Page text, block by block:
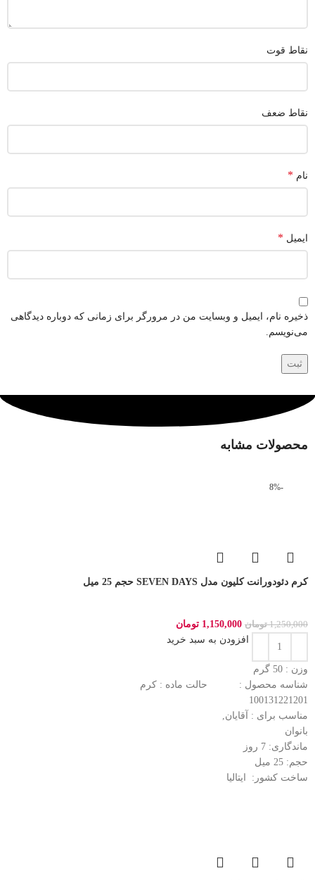
نقاط قوت
نقاط ضعف
نام *
ایمیل *
ذخیره نام، ایمیل و وبسایت من در مرورگر برای زمانی که دوباره دیدگاهی
می‌نویسم.
محصولات مشابه
-8%
کرم دئودورانت کلیون مدل SEVEN DAYS حجم 25 میل
1,250,000 تومان 1,150,000 تومان
افزودن به سبد خرید
وزن : 50
گرم
شناسه محصول :
100131221201
حالت ماده : کرم
مناسب برای : آقایان,
بانوان
ماندگاری: 7
روز
حجم: 25
میل
ساخت کشور: ایتالیا